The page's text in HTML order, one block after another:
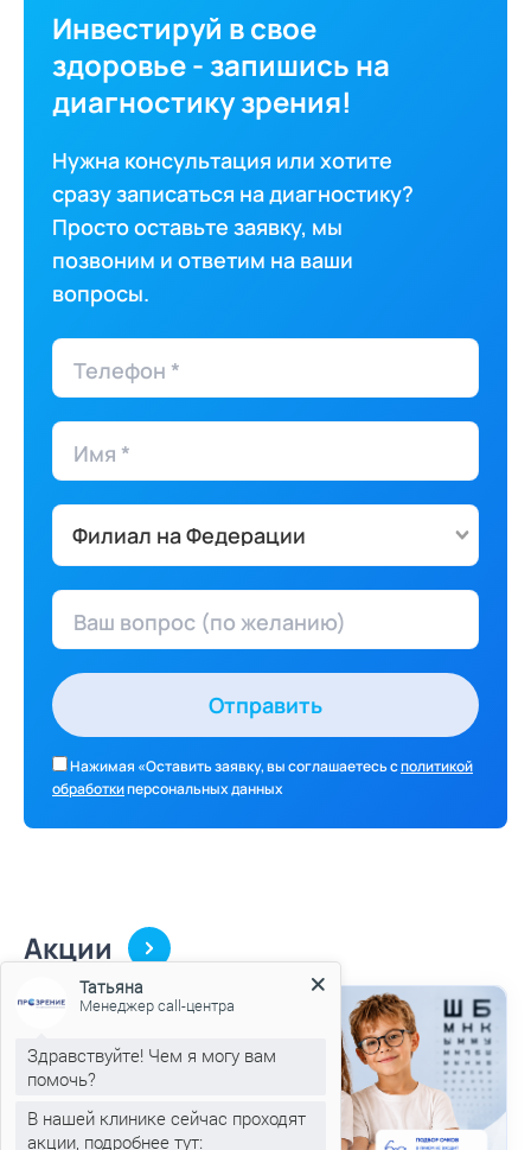
Инвестируй в свое
здоровье - запишись на
диагностику зрения!
Нужна консультация или хотите
сразу записаться на диагностику?
Просто оставьте заявку, мы
позвоним и ответим на ваши
вопросы.
Телефон *
Имя *
Филиал на Федерации
Ваш вопрос (по желанию)
Отправить
Нажимая «Оставить заявку, вы соглашаетесь сполитикой
обработкиперсональных данных
Акции
Татьяна
Менеджер call-центра
Здравствуйте! Чем я могу вам
В нашей клинике сейчас проходят
https://prozrenie73.ru/akcii